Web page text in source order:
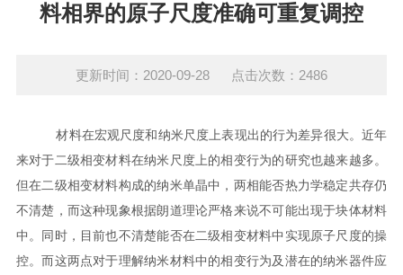
料相界的原子尺度准确可重复调控
更新时间：2020-09-28 点击次数：2486
材料在宏观尺度和纳米尺度上表现出的行为差异很大。近年
来对于二级相变材料在纳米尺度上的相变行为的研究也越来越多。
但在二级相变材料构成的纳米单晶中，两相能否热力学稳定共存仍
不清楚，而这种现象根据朗道理论严格来说不可能出现于块体材料
中。同时，目前也不清楚能否在二级相变材料中实现原子尺度的操
控。而这两点对于理解纳米材料中的相变行为及潜在的纳米器件应